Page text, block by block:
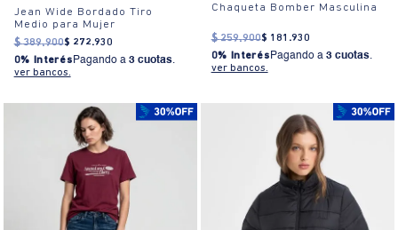
Jean Wide Bordado Tiro
Medio para Mujer
$ 389.900$ 272.930
0% Interés Pagando a 3 cuotas.
ver bancos.
Chaqueta Bomber Masculina
$ 259.900$ 181 .930
0% Interés Pagando a 3 cuotas.
ver bancos.